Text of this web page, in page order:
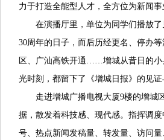
力于打造全能型人才，全方位为新闻事
在演播厅里，单位为同学们播放
30周年的日子，而后历经更名、停办
区、广汕高铁开通……增城从昔日的小
光时刻，都留下了《增城日报》的见证
走进增城广播电视大厦9楼的增城
据，散发着科技感、现代感。指挥调
号、热点新闻发稿量、转发量、访问